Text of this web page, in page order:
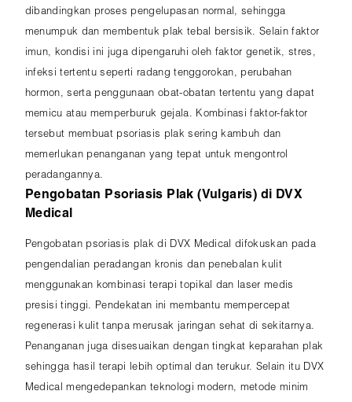
dibandingkan proses pengelupasan normal, sehingga
menumpuk dan membentuk plak tebal bersisik. Selain faktor
imun, kondisi ini juga dipengaruhi oleh faktor genetik, stres,
infeksi tertentu seperti radang tenggorokan, perubahan
hormon, serta penggunaan obat-obatan tertentu yang dapat
memicu atau memperburuk gejala. Kombinasi faktor-faktor
tersebut membuat psoriasis plak sering kambuh dan
memerlukan penanganan yang tepat untuk mengontrol
peradangannya.
Pengobatan Psoriasis Plak (Vulgaris) di DVX
Medical
Pengobatan psoriasis plak di DVX Medical difokuskan pada
pengendalian peradangan kronis dan penebalan kulit
menggunakan kombinasi terapi topikal dan laser medis
presisi tinggi. Pendekatan ini membantu mempercepat
regenerasi kulit tanpa merusak jaringan sehat di sekitarnya.
Penanganan juga disesuaikan dengan tingkat keparahan plak
sehingga hasil terapi lebih optimal dan terukur. Selain itu DVX
Medical mengedepankan teknologi modern, metode minim